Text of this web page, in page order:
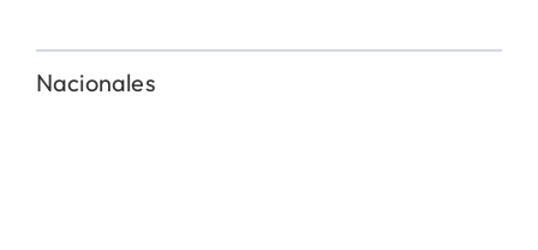
Nacionales